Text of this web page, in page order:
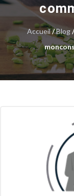
Accueil/Blog/